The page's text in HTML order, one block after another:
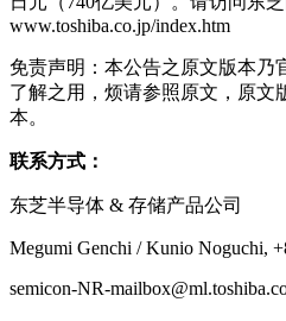
www.toshiba.co.jp/index.htm
免责声明：本公告之原文版本乃
了解之用，烦请参照原文，原文
本。
联系方式：
东芝半导体 & 存储产品公司
Megumi Genchi / Kunio Noguchi,
semicon-NR-